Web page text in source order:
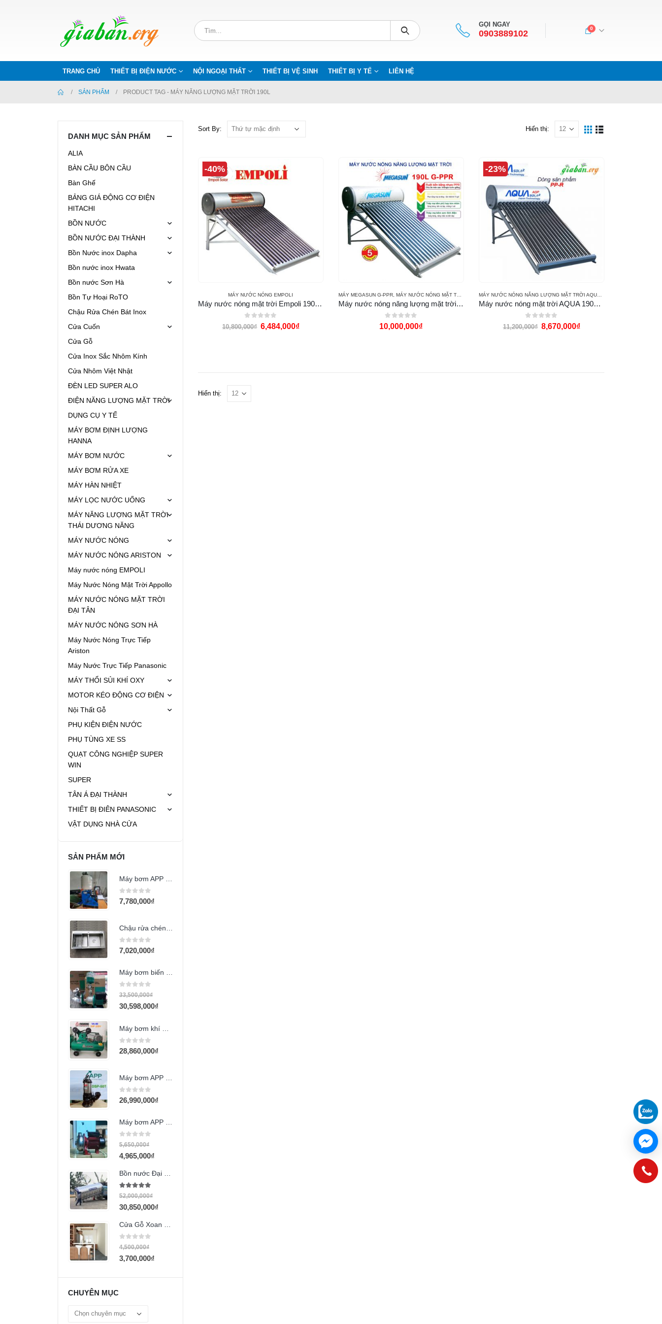
GỌI NGAY
0903889102
0
TRANG CHỦ THIẾT BỊ ĐIỆN NƯỚC NỘI NGOẠI THẤT THIẾT BỊ VỆ SINH THIẾT BỊ Y TẾ LIÊN HỆ
SẢN PHẨM PRODUCT TAG - MÁY NĂNG LƯỢNG MẶT TRỜI 190L
Sort By: Hiển thị:
-40%
MÁY NƯỚC NÓNG EMPOLI
Máy nước nóng mặt trời Empoli 190l PVDF
0out of 5
10,800,000₫ 6,484,000₫
MÁY MEGASUN G-PPR, MÁY NƯỚC NÓNG MẶT TRỜI MEGASUN
Máy nước nóng năng lượng mặt trời Megasun 190L G-PPR
0 out of 5
10,000,000₫
-23%
MÁY NƯỚC NÓNG NĂNG LƯỢNG MẶT TRỜI AQUA SOLAR
Máy nước nóng mặt trời AQUA 190L PPr
0out of 5
11,200,000₫ 8,670,000₫
Hiển thị:
DANH MỤC SẢN PHẨM
ALIA
BÀN CẦU BÔN CẦU
Bàn Ghế
BẢNG GIÁ ĐỘNG CƠ ĐIỆN
HITACHI
BỒN NƯỚC
BỒN NƯỚC ĐẠI THÀNH
Bồn Nước inox Dapha
Bồn nước inox Hwata
Bồn nước Sơn Hà
Bồn Tự Hoại RoTO
Chậu Rửa Chén Bát Inox
Cửa Cuốn
Cửa Gỗ
Cửa Inox Sắc Nhôm Kính
Cửa Nhôm Việt Nhật
ĐÈN LED SUPER ALO
ĐIỆN NĂNG LƯỢNG MẶT TRỜI
DỤNG CỤ Y TẾ
MÁY BƠM ĐỊNH LƯỢNG
HANNA
MÁY BƠM NƯỚC
MÁY BƠM RỬA XE
MÁY HÀN NHIỆT
MÁY LỌC NƯỚC UỐNG
MÁY NĂNG LƯỢNG MẶT TRỜI
THÁI DƯƠNG NĂNG
MÁY NƯỚC NÓNG
MÁY NƯỚC NÓNG ARISTON
Máy nước nóng EMPOLI
Máy Nước Nóng Mặt Trời Appollo
MÁY NƯỚC NÓNG MẶT TRỜI
ĐẠI TÂN
MÁY NƯỚC NÓNG SƠN HÀ
Máy Nước Nóng Trực Tiếp
Ariston
Máy Nước Trực Tiếp Panasonic
MÁY THỔI SỦI KHÍ OXY
MOTOR KÉO ĐỘNG CƠ ĐIỆN
Nội Thất Gỗ
PHỤ KIỆN ĐIỆN NƯỚC
PHỤ TÙNG XE SS
QUẠT CÔNG NGHIỆP SUPER
WIN
SUPER
TÂN Á ĐẠI THÀNH
THIẾT BỊ ĐIÊN PANASONIC
VẬT DỤNG NHÀ CỬA
SẢN PHẨM MỚI
0out of 5
7,780,000₫
0out of 5
7,020,000₫
Máy bơm biến tần Wilo PBI-L803EA
0out of 5
33,500,000₫
30,598,000₫
0out of 5
28,860,000₫
0out of 5
26,990,000₫
Máy bơm APP SW 120 (1000w)
0 out of 5
5,650,000₫
4,965,000₫
Bồn nước Đại Thành 10000L ngang
5.00out of 5
52,000,000₫
30,850,000₫
Cửa Gỗ Xoan đào
0 out of 5
4,500,000₫
3,700,000₫
CHUYÊN MỤC
Chuyên